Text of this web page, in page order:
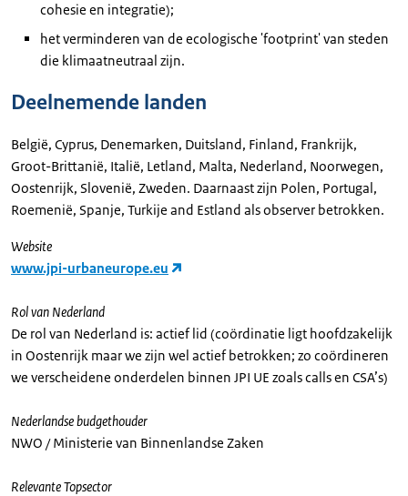
cohesie en integratie);
het verminderen van de ecologische 'footprint' van steden
die klimaatneutraal zijn.
Deelnemende landen
België, Cyprus, Denemarken, Duitsland, Finland, Frankrijk,
Groot-Brittanië, Italië, Letland, Malta, Nederland, Noorwegen,
Oostenrijk, Slovenië, Zweden. Daarnaast zijn Polen, Portugal,
Roemenië, Spanje, Turkije and Estland als observer betrokken.
Website
www.jpi-urbaneurope.eu
Rol van Nederland
De rol van Nederland is: actief lid (coördinatie ligt hoofdzakelijk
in Oostenrijk maar we zijn wel actief betrokken; zo coördineren
we verscheidene onderdelen binnen JPI UE zoals calls en CSA’s)
Nederlandse budgethouder
NWO / Ministerie van Binnenlandse Zaken
Relevante Topsector